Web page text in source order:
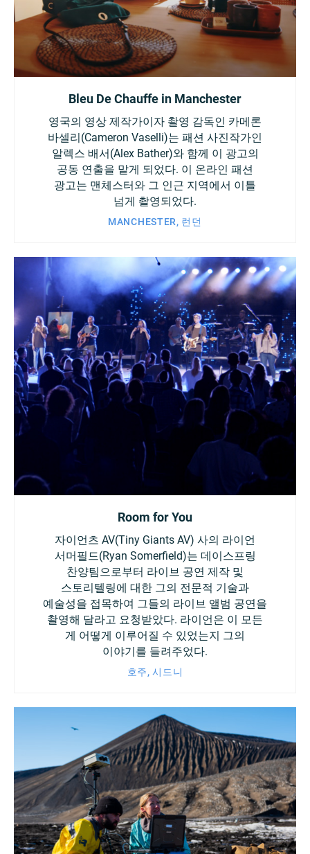
Bleu De Chauffe in Manchester
영국의 영상 제작가이자 촬영 감독인 카메론
바셀리(Cameron Vaselli)는 패션 사진작가인
알렉스 배서(Alex Bather)와 함께 이 광고의
공동 연출을 맡게 되었다. 이 온라인 패션
광고는 맨체스터와 그 인근 지역에서 이틀
넘게 촬영되었다.
MANCHESTER, 런던
Room for You
자이언츠 AV(Tiny Giants AV) 사의 라이언
서머필드(Ryan Somerfield)는 데이스프링
찬양팀으로부터 라이브 공연 제작 및
스토리텔링에 대한 그의 전문적 기술과
예술성을 접목하여 그들의 라이브 앨범 공연을
촬영해 달라고 요청받았다. 라이언은 이 모든
게 어떻게 이루어질 수 있었는지 그의
이야기를 들려주었다.
호주, 시드니